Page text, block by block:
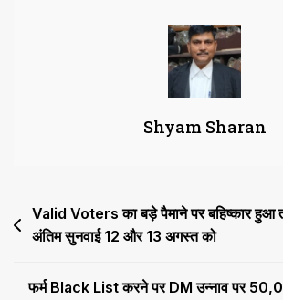
पर
सुनवाई
फैसला
सुरक्षित,
खुला
Shyam Sharan
Post
navigation
Valid Voters का बड़े पैमाने पर बहिष्कार हुआ
अंतिम सुनवाई 12 और 13 अगस्त को
फर्म Black List करने पर DM उन्नाव पर